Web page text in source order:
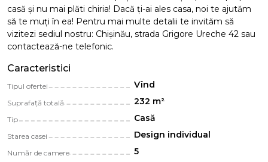
casă și nu mai plăti chiria! Dacă ți-ai ales casa, noi te ajutăm
să te muți în ea! Pentru mai multe detalii te invităm să
vizitezi sediul nostru: Chișinău, strada Grigore Ureche 42 sau
contactează-ne telefonic.
Caracteristici
Tipul ofertei Vînd
Suprafață totală 232 m²
Tip Casă
Starea casei Design individual
Număr de camere 5